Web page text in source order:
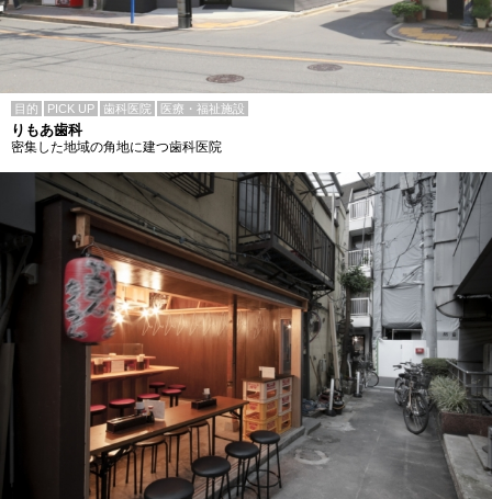
目的 PICK UP 歯科医院 医療・福祉施設
りもあ歯科
密集した地域の角地に建つ歯科医院